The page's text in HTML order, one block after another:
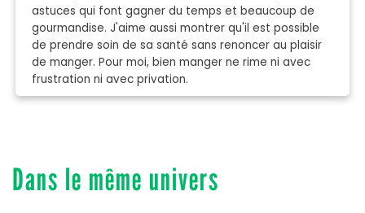
astuces qui font gagner du temps et beaucoup de
gourmandise. J'aime aussi montrer qu'il est possible
de prendre soin de sa santé sans renoncer au plaisir
de manger. Pour moi, bien manger ne rime ni avec
frustration ni avec privation.
Dans le même univers